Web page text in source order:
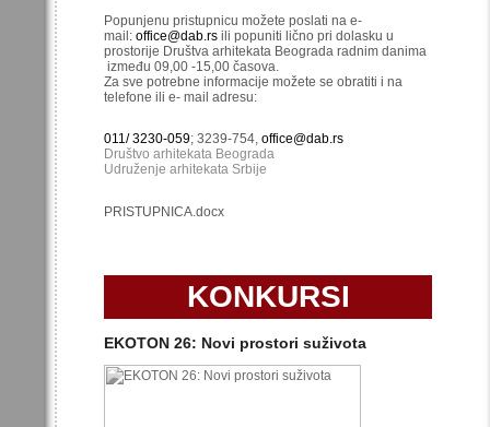
Popunjenu pristupnicu možete poslati na e-
mail: office@dab.rs ili popuniti lično pri dolasku u
prostorije Društva arhitekata Beograda radnim danima
između 09,00 -15,00 časova.
Za sve potrebne informacije možete se obratiti i na
telefone ili e- mail adresu:
011/ 3230-059; 3239-754, office@dab.rs
Društvo arhitekata Beograda
Udruženje arhitekata Srbije
PRISTUPNICA.docx
KONKURSI
EKOTON 26: Novi prostori suživota